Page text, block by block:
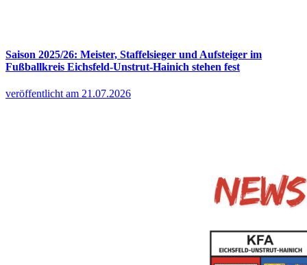
Saison 2025/26: Meister, Staffelsieger und Aufsteiger im
Fußballkreis Eichsfeld-Unstrut-Hainich stehen fest
veröffentlicht am 21.07.2026